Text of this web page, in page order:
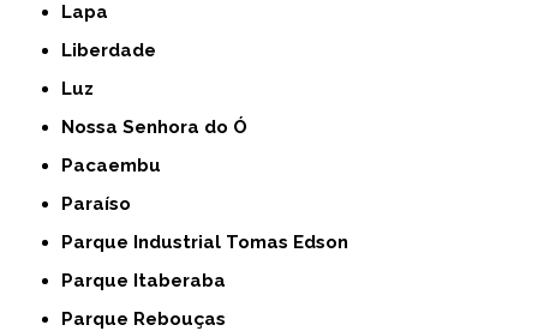
Lapa
Liberdade
Luz
Nossa Senhora do Ó
Pacaembu
Paraíso
Parque Industrial Tomas Edson
Parque Itaberaba
Parque Rebouças